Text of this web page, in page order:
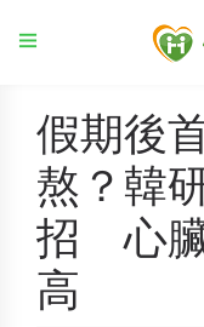
假期後
熬？韓
招 心臟
高